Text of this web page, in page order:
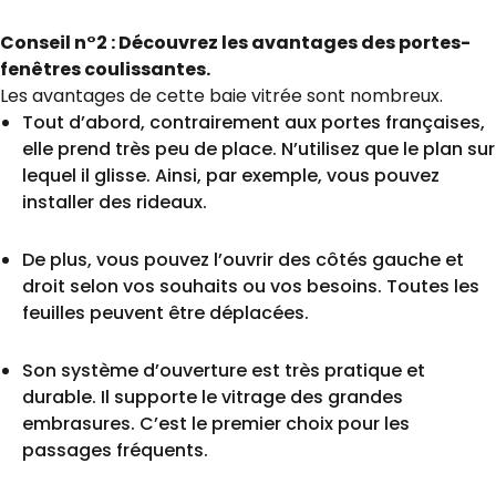
Conseil n°2 : Découvrez les avantages des portes-
fenêtres coulissantes.
Les avantages de cette baie vitrée sont nombreux.
Tout d’abord, contrairement aux portes françaises,
elle prend très peu de place. N’utilisez que le plan sur
lequel il glisse. Ainsi, par exemple, vous pouvez
installer des rideaux.
De plus, vous pouvez l’ouvrir des côtés gauche et
droit selon vos souhaits ou vos besoins. Toutes les
feuilles peuvent être déplacées.
Son système d’ouverture est très pratique et
durable. Il supporte le vitrage des grandes
embrasures. C’est le premier choix pour les
passages fréquents.